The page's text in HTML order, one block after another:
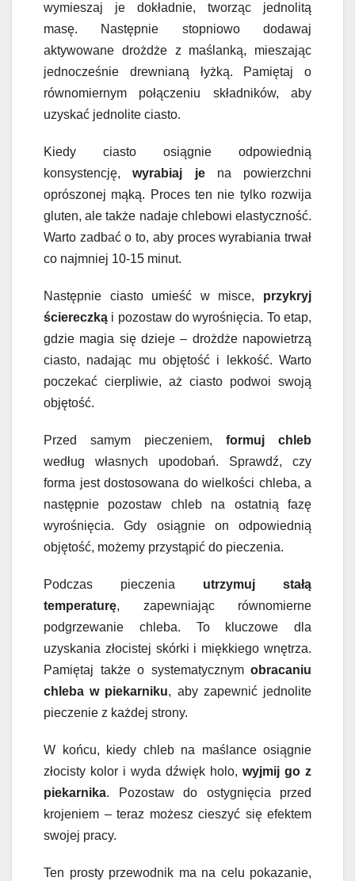
wymieszaj je dokładnie, tworząc jednolitą
masę. Następnie stopniowo dodawaj
aktywowane drożdże z maślanką, mieszając
jednocześnie drewnianą łyżką. Pamiętaj o
równomiernym połączeniu składników, aby
uzyskać jednolite ciasto.
Kiedy ciasto osiągnie odpowiednią
konsystencję,wyrabiaj jena powierzchni
oprószonej mąką. Proces ten nie tylko rozwija
gluten, ale także nadaje chlebowi elastyczność.
Warto zadbać o to, aby proces wyrabiania trwał
co najmniej 10-15 minut.
Następnie ciasto umieść w misce, przykryj
ściereczką i pozostaw do wyrośnięcia. To etap,
gdzie magia się dzieje – drożdże napowietrzą
ciasto, nadając mu objętość i lekkość. Warto
poczekać cierpliwie, aż ciasto podwoi swoją
objętość.
Przed samym pieczeniem, formuj chleb
według własnych upodobań. Sprawdź, czy
forma jest dostosowana do wielkości chleba, a
następnie pozostaw chleb na ostatnią fazę
wyrośnięcia. Gdy osiągnie on odpowiednią
objętość, możemy przystąpić do pieczenia.
Podczas pieczenia utrzymuj stałą
temperaturę, zapewniając równomierne
podgrzewanie chleba. To kluczowe dla
uzyskania złocistej skórki i miękkiego wnętrza.
Pamiętaj także o systematycznym obracaniu
chleba w piekarniku, aby zapewnić jednolite
pieczenie z każdej strony.
W końcu, kiedy chleb na maślance osiągnie
złocisty kolor i wyda dźwięk holo, wyjmij go z
piekarnika. Pozostaw do ostygnięcia przed
krojeniem – teraz możesz cieszyć się efektem
swojej pracy.
Ten prosty przewodnik ma na celu pokazanie,